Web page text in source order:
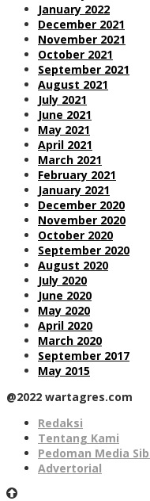
January 2022
December 2021
November 2021
October 2021
September 2021
August 2021
July 2021
June 2021
May 2021
April 2021
March 2021
February 2021
January 2021
December 2020
November 2020
October 2020
September 2020
August 2020
July 2020
June 2020
May 2020
April 2020
March 2020
September 2017
May 2015
@2022 wartagres.com
Redaksi
Tentang Kami
Pedoman Media
Advertorial